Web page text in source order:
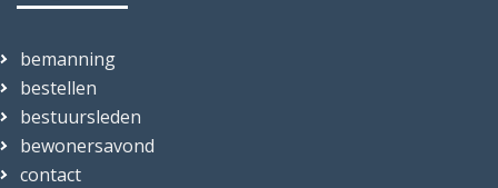
bemanning
bestellen
bestuursleden
bewonersavond
contact